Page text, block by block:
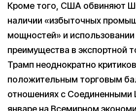
Кроме того, США обвиняют
наличии «избыточных
мощностей» и использовании
преимущества в экспортной
Трамп неоднократно
положительным торговым
отношениях с